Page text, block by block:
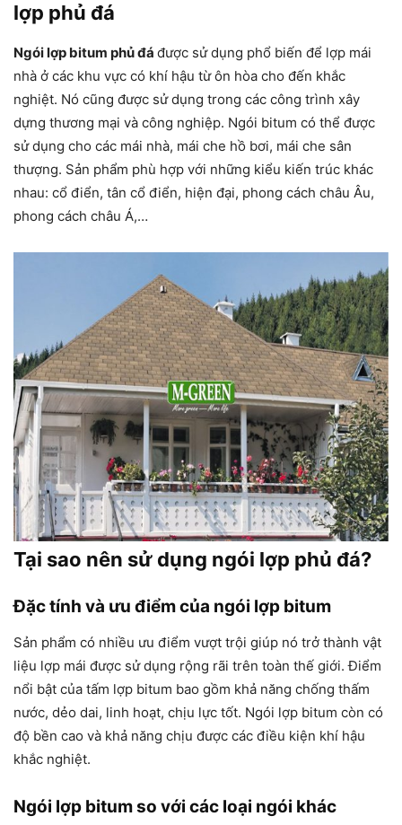
lợp phủ đá
Ngói lợp bitum phủ đá được sử dụng phổ biến để lợp mái
nhà ở các khu vực có khí hậu từ ôn hòa cho đến khắc
nghiệt. Nó cũng được sử dụng trong các công trình xây
dựng thương mại và công nghiệp. Ngói bitum có thể được
sử dụng cho các mái nhà, mái che hồ bơi, mái che sân
thượng. Sản phẩm phù hợp với những kiểu kiến trúc khác
nhau: cổ điển, tân cổ điển, hiện đại, phong cách châu Âu,
phong cách châu Á,…
Tại sao nên sử dụng ngói lợp phủ đá?
Đặc tính và ưu điểm của ngói lợp bitum
Sản phẩm có nhiều ưu điểm vượt trội giúp nó trở thành vật
liệu lợp mái được sử dụng rộng rãi trên toàn thế giới. Điểm
nổi bật của tấm lợp bitum bao gồm khả năng chống thấm
nước, dẻo dai, linh hoạt, chịu lực tốt. Ngói lợp bitum còn có
độ bền cao và khả năng chịu được các điều kiện khí hậu
khắc nghiệt.
Ngói lợp bitum so với các loại ngói khác